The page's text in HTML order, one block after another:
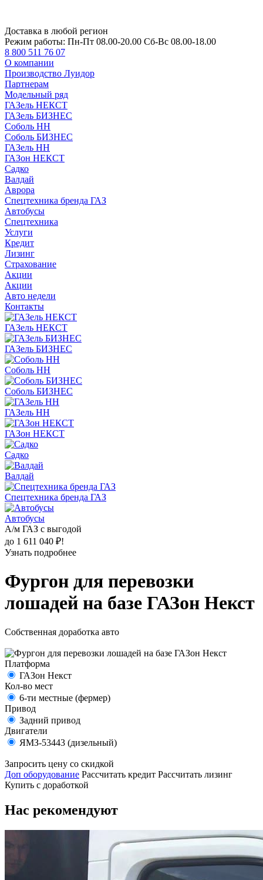
Доставка в любой регион
Режим работы: Пн-Пт 08.00-20.00 Сб-Вс 08.00-18.00
8 800 511 76 07
О компании
Производство Луидор
Партнерам
Модельный ряд
ГАЗель НЕКСТ
ГАЗель БИЗНЕС
Соболь НН
Соболь БИЗНЕС
ГАЗель НН
ГАЗон НЕКСТ
Садко
Валдай
Аврора
Спецтехника бренда ГАЗ
Автобусы
Спецтехника
Услуги
Кредит
Лизинг
Страхование
Акции
Акции
Авто недели
Контакты
ГАЗель НЕКСТ
ГАЗель БИЗНЕС
Соболь НН
Соболь БИЗНЕС
ГАЗель НН
ГАЗон НЕКСТ
Садко
Валдай
Спецтехника бренда ГАЗ
Автобусы
А/м ГАЗ с выгодой
до 1 611 040 ₽!
Узнать подробнее
Фургон для перевозки
лошадей на базе ГАЗон Некст
Собственная доработка авто
Платформа
ГАЗон Некст
Кол-во мест
6-ти местные (фермер)
Привод
Задний привод
Двигатели
ЯМЗ-53443 (дизельный)
Запросить цену со скидкой
Доп оборудование Рассчитать кредит Рассчитать лизинг
Купить с доработкой
Нас рекомендуют